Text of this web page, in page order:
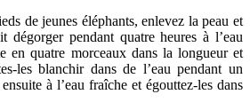
de jeunes éléphants, enlevez la peau et
dégorger pendant quatre heures à l’eau
en quatre morceaux dans la longueur et
les blanchir dans de l’eau pendant un
à l’eau fraîche et égouttez-les dans